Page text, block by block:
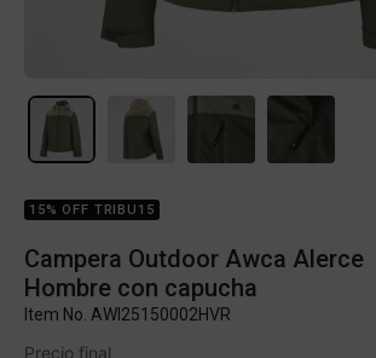
15% OFF TRIBU15
Campera Outdoor Awca Alerce
Hombre con capucha
Item No. AWI25150002HVR
Precio final